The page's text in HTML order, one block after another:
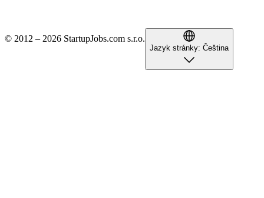
© 2012 – 2026 StartupJobs.com s.r.o.
Jazyk stránky: Čeština